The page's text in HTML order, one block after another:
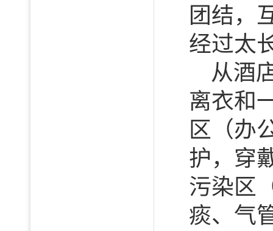
团结，
经过太
从酒
离衣和
区（办
护，穿
污染区
痰、气